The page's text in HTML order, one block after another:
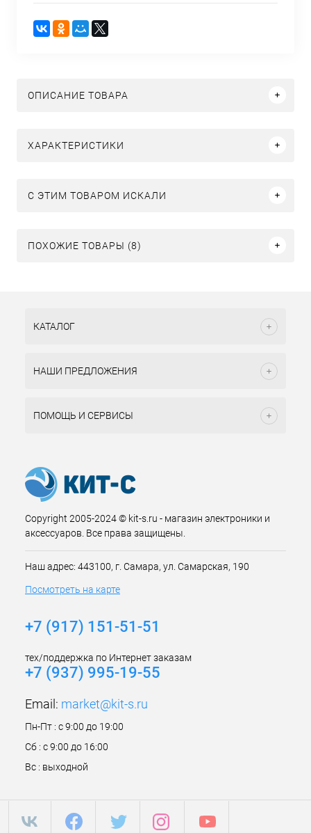
ОПИСАНИЕ ТОВАРА
ХАРАКТЕРИСТИКИ
C ЭТИМ ТОВАРОМ ИСКАЛИ
ПОХОЖИЕ ТОВАРЫ (8)
КАТАЛОГ
НАШИ ПРЕДЛОЖЕНИЯ
ПОМОЩЬ И СЕРВИСЫ
Copyright 2005-2024 © kit-s.ru - магазин электроники и
аксессуаров. Все права защищены.
Наш адрес: 443100, г. Самара, ул. Самарская, 190
Посмотреть на карте
+7 (917) 151-51-51
тех/поддержка по Интернет заказам
+7 (937) 995-19-55
Email: market@kit-s.ru
Пн-Пт : с 9:00 до 19:00
Сб : с 9:00 до 16:00
Вс : выходной